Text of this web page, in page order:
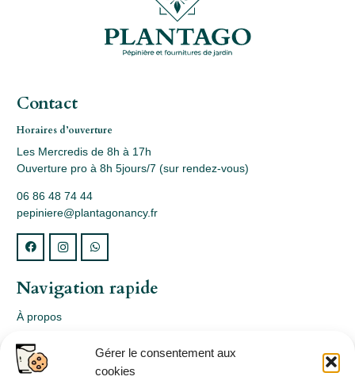
Gérer le consentement aux
cookies
Contact
Horaires d’ouverture
Les Mercredis de 8h à 17h
Ouverture pro à 8h 5jours/7 (sur rendez-vous)
06 86 48 74 44
pepiniere@plantagonancy.fr
Navigation rapide
À propos
Webshop
Nos produits
Conception